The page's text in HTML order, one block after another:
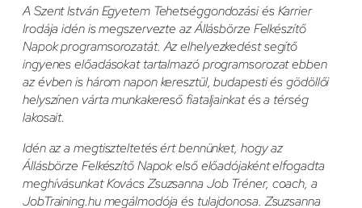
A Szent István Egyetem Tehetséggondozási és Karrier
Irodája idén is megszervezte az Állásbörze Felkészítő
Napok programsorozatát. Az elhelyezkedést segítő
ingyenes előadásokat tartalmazó programsorozat ebben
az évben is három napon keresztül, budapesti és gödöllői
helyszínen várta munkakereső fiataljainkat és a térség
lakosait.
Idén az a megtiszteltetés ért bennünket, hogy az
Állásbörze Felkészítő Napok első előadójaként elfogadta
meghívásunkat Kovács Zsuzsanna Job Tréner, coach, a
JobTraining.hu megálmodója és tulajdonosa. Zsuzsanna